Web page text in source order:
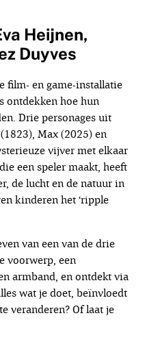
Heijnen,
Duyves
film- en game-installatie
ontdekken hoe hun
Drie personages uit
Max (2025) en
vijver met elkaar
een speler maakt, heeft
de lucht en de natuur in
kinderen het ‘ripple
van een van de drie
voorwerp, een
armband, en ontdekt via
wat je doet, beïnvloedt
veranderen? Of laat je